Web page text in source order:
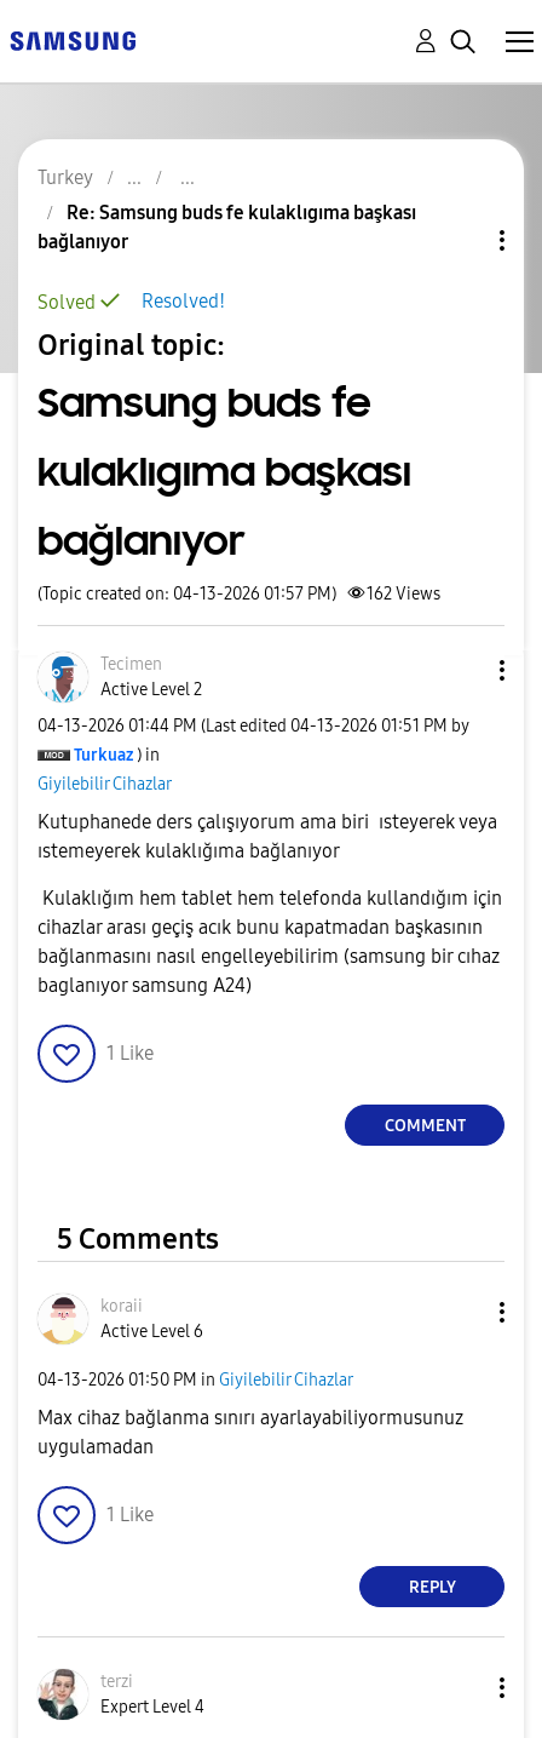
Turkey
Re: Samsung buds fe kulaklıgıma başkası
bağlanıyor
Resolved!
Solved
Original topic:
Samsung buds fe
kulaklıgıma başkası
bağlanıyor
(Topic created on: 04-13-2026 01:57 PM) 162Views
Tecimen
Active Level 2
‎04-13-2026 01:44 PM (Last edited ‎04-13-2026 01:51 PM by
Turkuaz ) in
Giyilebilir Cihazlar
Kutuphanede ders çalışıyorum ama biri ısteyerek veya
ıstemeyerek kulaklığıma bağlanıyor
Kulaklığım hem tablet hem telefonda kullandığım için
cihazlar arası geçiş acık bunu kapatmadan başkasının
bağlanmasını nasıl engelleyebilirim (samsung bir cıhaz
baglanıyor samsung A24)
1 Like
COMMENT
5 Comments
koraii
Active Level 6
‎04-13-2026 01:50 PM in Giyilebilir Cihazlar
Max cihaz bağlanma sınırı ayarlayabiliyormusunuz
uygulamadan
1 Like
REPLY
terzi
Expert Level 4